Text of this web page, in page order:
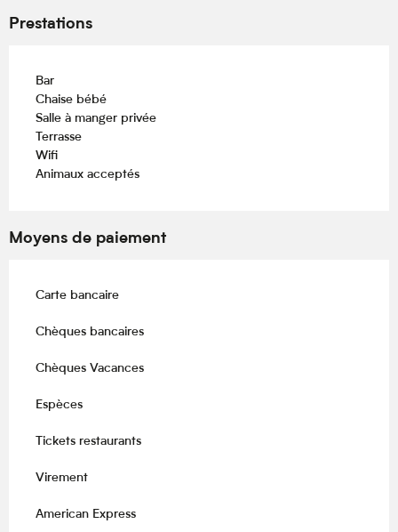
Prestations
Bar
Chaise bébé
Salle à manger privée
Terrasse
Wifi
Animaux acceptés
Moyens de paiement
Carte bancaire
Chèques bancaires
Chèques Vacances
Espèces
Tickets restaurants
Virement
American Express